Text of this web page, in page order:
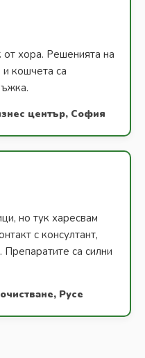
от хора. Решенията на
кошчета са
център, София
но тук харесвам
с консултант,
са силни
Русе